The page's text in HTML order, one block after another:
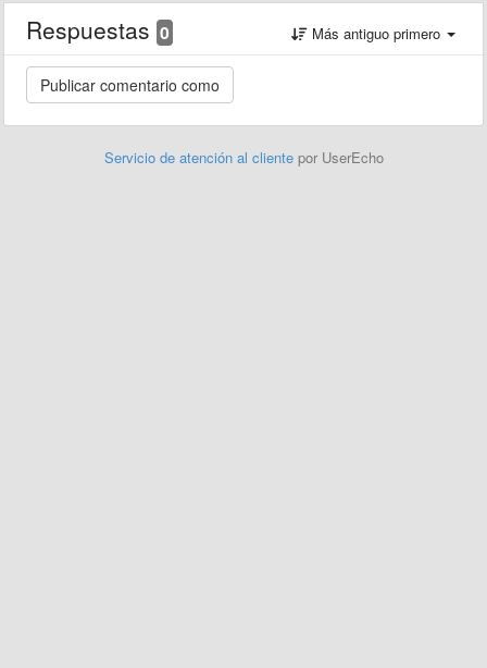
Respuestas 0 Más antiguo primero
Servicio de atención al cliente por UserEcho